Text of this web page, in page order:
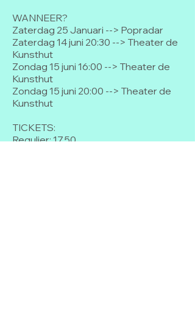
WANNEER?
Zaterdag 25 Januari --> Popradar
Zaterdag 14 juni 20:30 --> Theater de
Kunsthut
Zondag 15 juni 16:00 --> Theater de
Kunsthut
Zondag 15 juni 20:00 --> Theater de
Kunsthut
TICKETS:
Regulier: 17,50